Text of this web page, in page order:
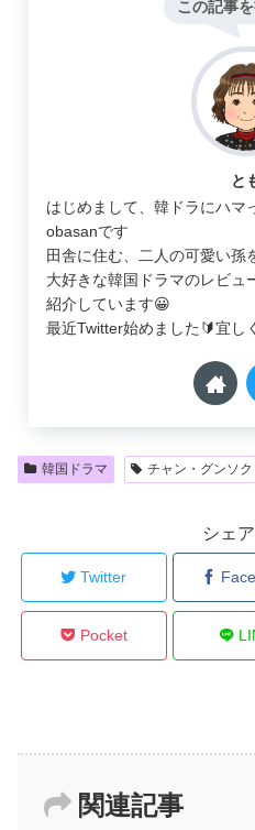
この記事
と
はじめまして、韓ドラにハマ
obasanです
田舎に住む、二人の可愛い孫
大好きな韓国ドラマのレビュ
紹介しています😀
最近Twitter始めました🔰宜し
韓国ドラマ チャン・グンソク
シェ
Twitter
Pocket
関連記事